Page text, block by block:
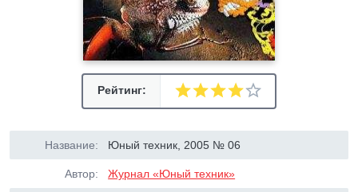
Рейтинг:
Название: Юный техник, 2005 № 06
Автор: Журнал «Юный техник»